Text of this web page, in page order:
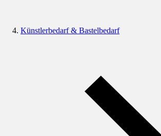
Künstlerbedarf & Bastelbedarf